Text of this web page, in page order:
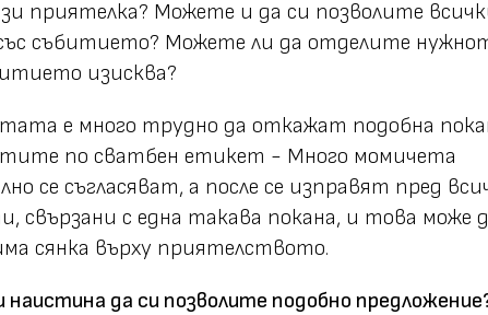
приятелка? Можете и да си позволите
събитието? Можете ли да отделите
изисква?
е много трудно да откажат подобна
по сватбен етикет - Много момичета
се съгласяват, а после се изправят пред
свързани с една такава покана, и това може
сянка върху приятелството.
да си позволите подобно